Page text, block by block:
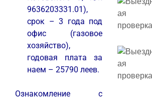
9636203331.01),
срок – 3 года под
офис (газовое
хозяйство),
годовая плата за
наем – 25790 леев.
Ознакомление с